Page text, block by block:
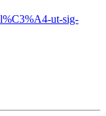
ut-sig-